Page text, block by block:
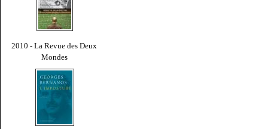
2010 - La Revue des Deux
Mondes